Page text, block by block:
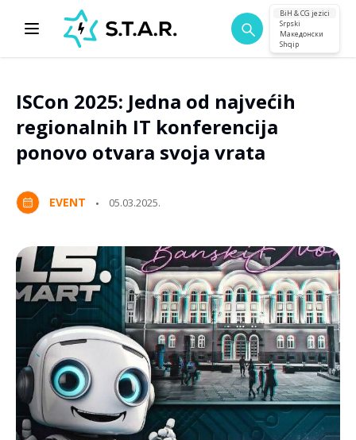
BiH & CG jezici
Srpski
Македонски
Shqip
ISCon 2025: Jedna od najvećih
regionalnih IT konferencija
ponovo otvara svoja vrata
EVENT 05.03.2025.